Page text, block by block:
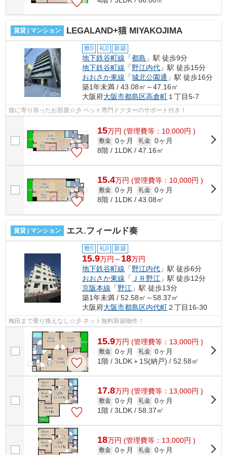
賃貸 | マンション LEGALAND+猫 MIYAKOJIMA
敷0 礼0 新築
地下鉄谷町線 「都島 」駅 徒歩9分
地下鉄谷町線 「野江内代 」駅 徒歩15分
おおさか東線 「城北公園通 」駅 徒歩16分
築1年未満 / 43.08㎡～47.16㎡
大阪府大阪市都島区高倉町 １丁目5-7
猫に寄り添ったお部屋☆彡 ペット専門ドクターのサポート付き！
15万円 (管理費等：10,000円 )
敷金 0ヶ月 礼金 0ヶ月
8階 / 1LDK / 47.16㎡
15.4万円 (管理費等：10,000円 )
敷金 0ヶ月 礼金 0ヶ月
8階 / 1LDK / 43.08㎡
賃貸 | マンション エス.フィールド奏
敷0 礼0 新築
15.9万円～ 18万円
地下鉄谷町線 「野江内代 」駅 徒歩6分
おおさか東線 「 ＪＲ野江 」駅 徒歩12分
京阪本線 「野江 」駅 徒歩13分
築1年未満 / 52.58㎡～58.37㎡
大阪府大阪市都島区内代町２丁目16-30
梅田まで乗り換えなし☆彡 ネット無料新築物件！
15.9万円 (管理費等：13,000円 )
敷金 0ヶ月 礼金 0ヶ月
1階 / 3LDK＋1S(納戸) / 52.58㎡
17.8万円 (管理費等：13,000円 )
敷金 0ヶ月 礼金 0ヶ月
1階 / 3LDK / 58.37㎡
18万円 (管理費等：13,000円 )
敷金 0ヶ月 礼金 0ヶ月